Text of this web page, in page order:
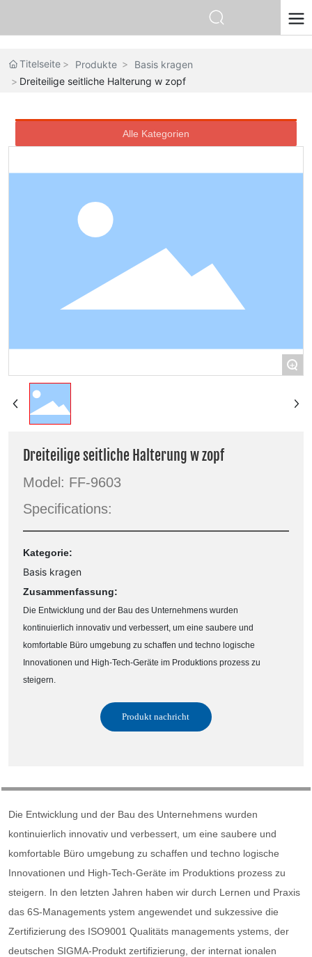
English
Deutsch
Titelseite Produkte
Basis kragen
Dreiteilige seitliche Halterung w zopf
Alle Kategorien
+
Dreiteilige seitliche Halterung w zopf
Model: FF-9603
Specifications:
Kategorie:
Basis kragen
Zusammenfassung:
Die Entwicklung und der Bau des Unternehmens wurden
kontinuierlich innovativ und verbessert, um eine saubere und
komfortable Büro umgebung zu schaffen und techno logische
Innovationen und High-Tech-Geräte im Produktions prozess zu
steigern.
Produkt nachricht
Die Entwicklung und der Bau des Unternehmens wurden
kontinuierlich innovativ und verbessert, um eine saubere und
komfortable Büro umgebung zu schaffen und techno logische
Innovationen und High-Tech-Geräte im Produktions prozess zu
steigern. In den letzten Jahren haben wir durch Lernen und Praxis
das 6S-Managements ystem angewendet und sukzessive die
Zertifizierung des ISO9001 Qualitäts managements ystems, der
deutschen SIGMA-Produkt zertifizierung, der internat ionalen